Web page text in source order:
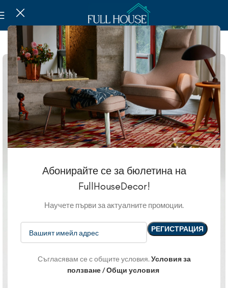
Абонирайте се за бюлетина на
FullHouseDecor!
Научете първи за актуалните промоции.
Съгласявам се с общите условия. Условия за
ползване / Общи условия
SOLD OUT